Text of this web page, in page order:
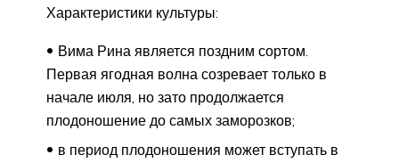
Характеристики культуры:
Вима Рина является поздним сортом.
Первая ягодная волна созревает только в
начале июля, но зато продолжается
плодоношение до самых заморозков;
в период плодоношения может вступать в